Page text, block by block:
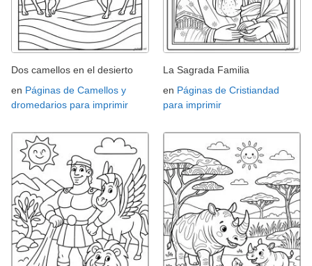
Dos camellos en el desierto
en Páginas de Camellos y
dromedarios para imprimir
La Sagrada Familia
en Páginas de Cristiandad
para imprimir